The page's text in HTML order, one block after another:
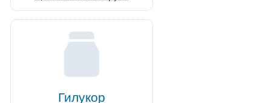
Гилукор